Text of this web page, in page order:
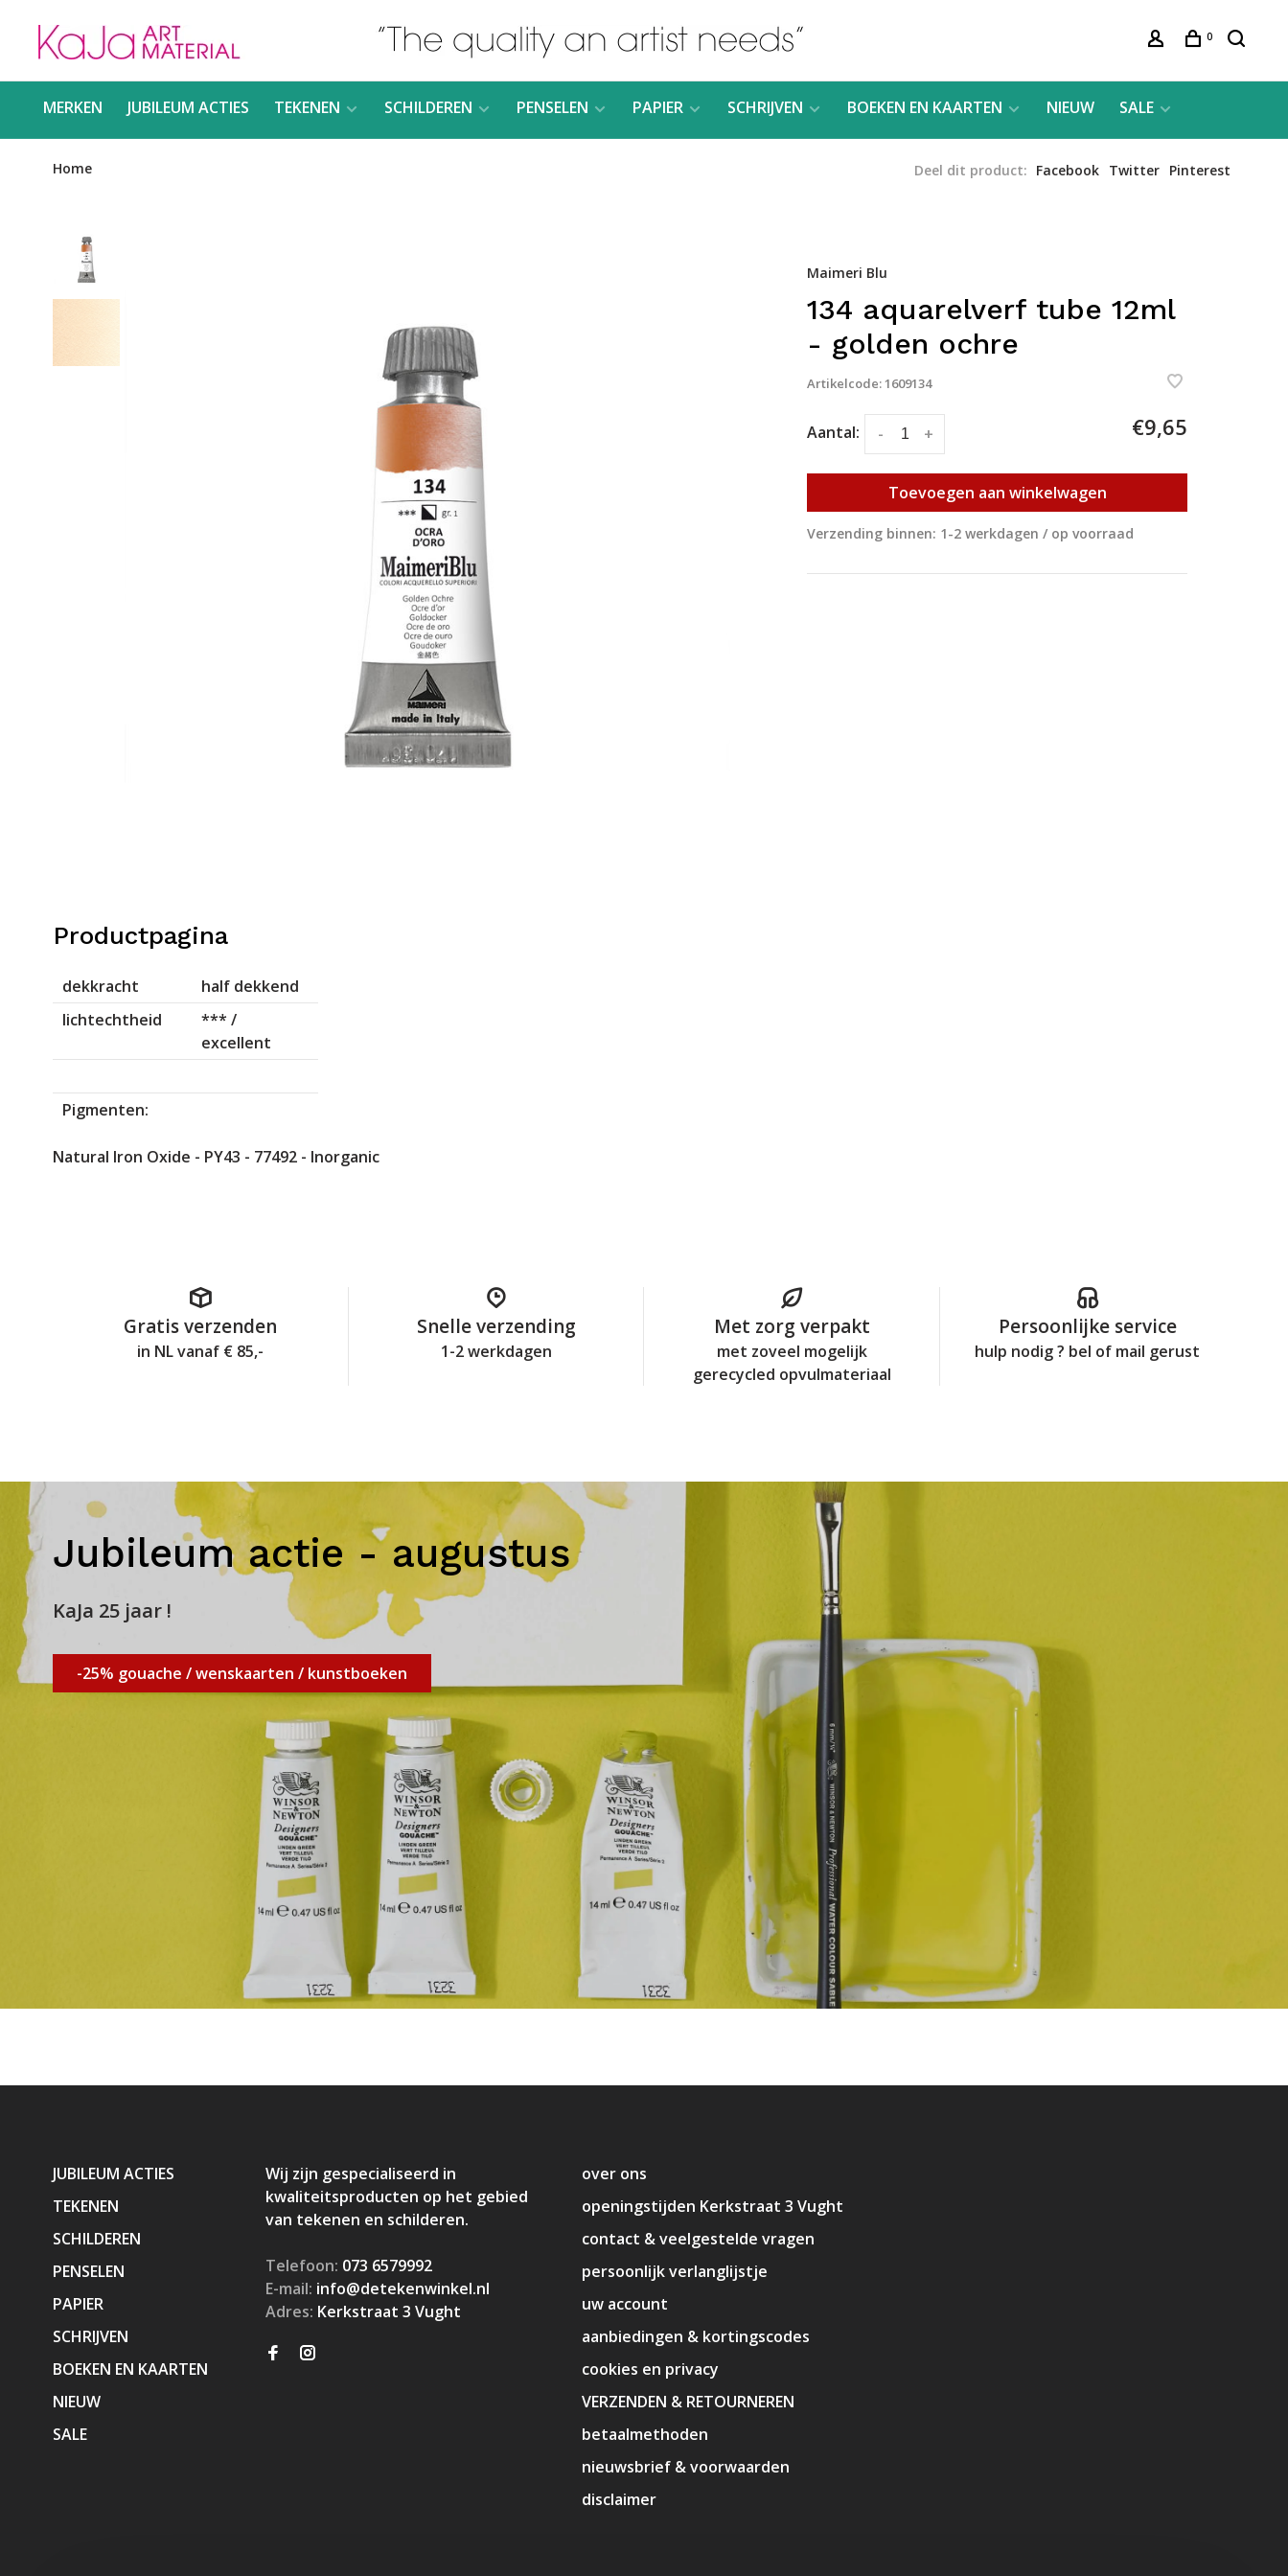
0
MERKEN JUBILEUM ACTIES TEKENEN SCHILDEREN PENSELEN PAPIER SCHRIJVEN BOEKEN EN KAARTEN NIEUW SALE
Home Deel dit product: Facebook Twitter Pinterest
Maimeri Blu
134 aquarelverf tube 12ml
- golden ochre
Artikelcode:1609134
Aantal: +
- €9,65
Toevoegen aan winkelwagen
Verzending binnen: 1-2 werkdagen / op voorraad
Productpagina
dekkracht
half dekkend
lichtechtheid
*** /
excellent
Pigmenten:
Natural Iron Oxide - PY43 - 77492 - Inorganic
Gratis verzenden
in NL vanaf € 85,-
Snelle verzending
1-2 werkdagen
Met zorg verpakt
met zoveel mogelijk
gerecycled opvulmateriaal
Persoonlijke service
hulp nodig ? bel of mail gerust
Jubileum actie - augustus
KaJa 25 jaar !
-25% gouache / wenskaarten / kunstboeken
JUBILEUM ACTIES
TEKENEN
SCHILDEREN
PENSELEN
PAPIER
SCHRIJVEN
BOEKEN EN KAARTEN
NIEUW
SALE
Wij zijn gespecialiseerd in
kwaliteitsproducten op het gebied
van tekenen en schilderen.
Telefoon: 073 6579992
E-mail: info@detekenwinkel.nl
Adres: Kerkstraat 3 Vught
over ons
openingstijden Kerkstraat 3 Vught
contact & veelgestelde vragen
persoonlijk verlanglijstje
uw account
aanbiedingen & kortingscodes
cookies en privacy
VERZENDEN & RETOURNEREN
betaalmethoden
nieuwsbrief & voorwaarden
disclaimer